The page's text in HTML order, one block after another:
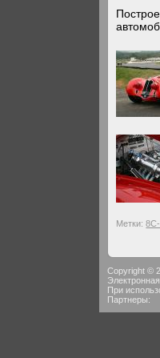
Метки:
Copyright ©
При
Партнеры: